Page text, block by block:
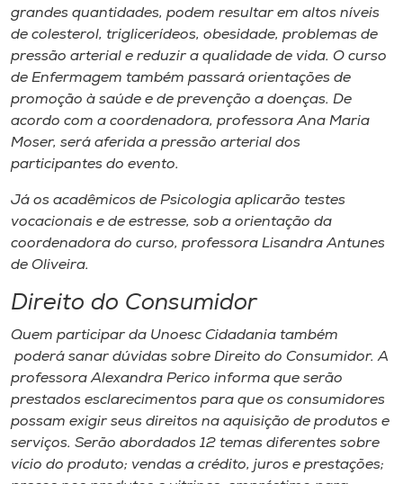
grandes quantidades, podem resultar em altos níveis
de colesterol, triglicerídeos, obesidade, problemas de
pressão arterial e reduzir a qualidade de vida. O curso
de Enfermagem também passará orientações de
promoção à saúde e de prevenção a doenças. De
acordo com a coordenadora, professora Ana Maria
Moser, será aferida a pressão arterial dos
participantes do evento.
Já os acadêmicos de Psicologia aplicarão testes
vocacionais e de estresse, sob a orientação da
coordenadora do curso, professora Lisandra Antunes
de Oliveira.
Direito do Consumidor
Quem participar da Unoesc Cidadania também
poderá sanar dúvidas sobre Direito do Consumidor. A
professora Alexandra Perico informa que serão
prestados esclarecimentos para que os consumidores
possam exigir seus direitos na aquisição de produtos e
serviços. Serão abordados 12 temas diferentes sobre
vício do produto; vendas a crédito, juros e prestações;